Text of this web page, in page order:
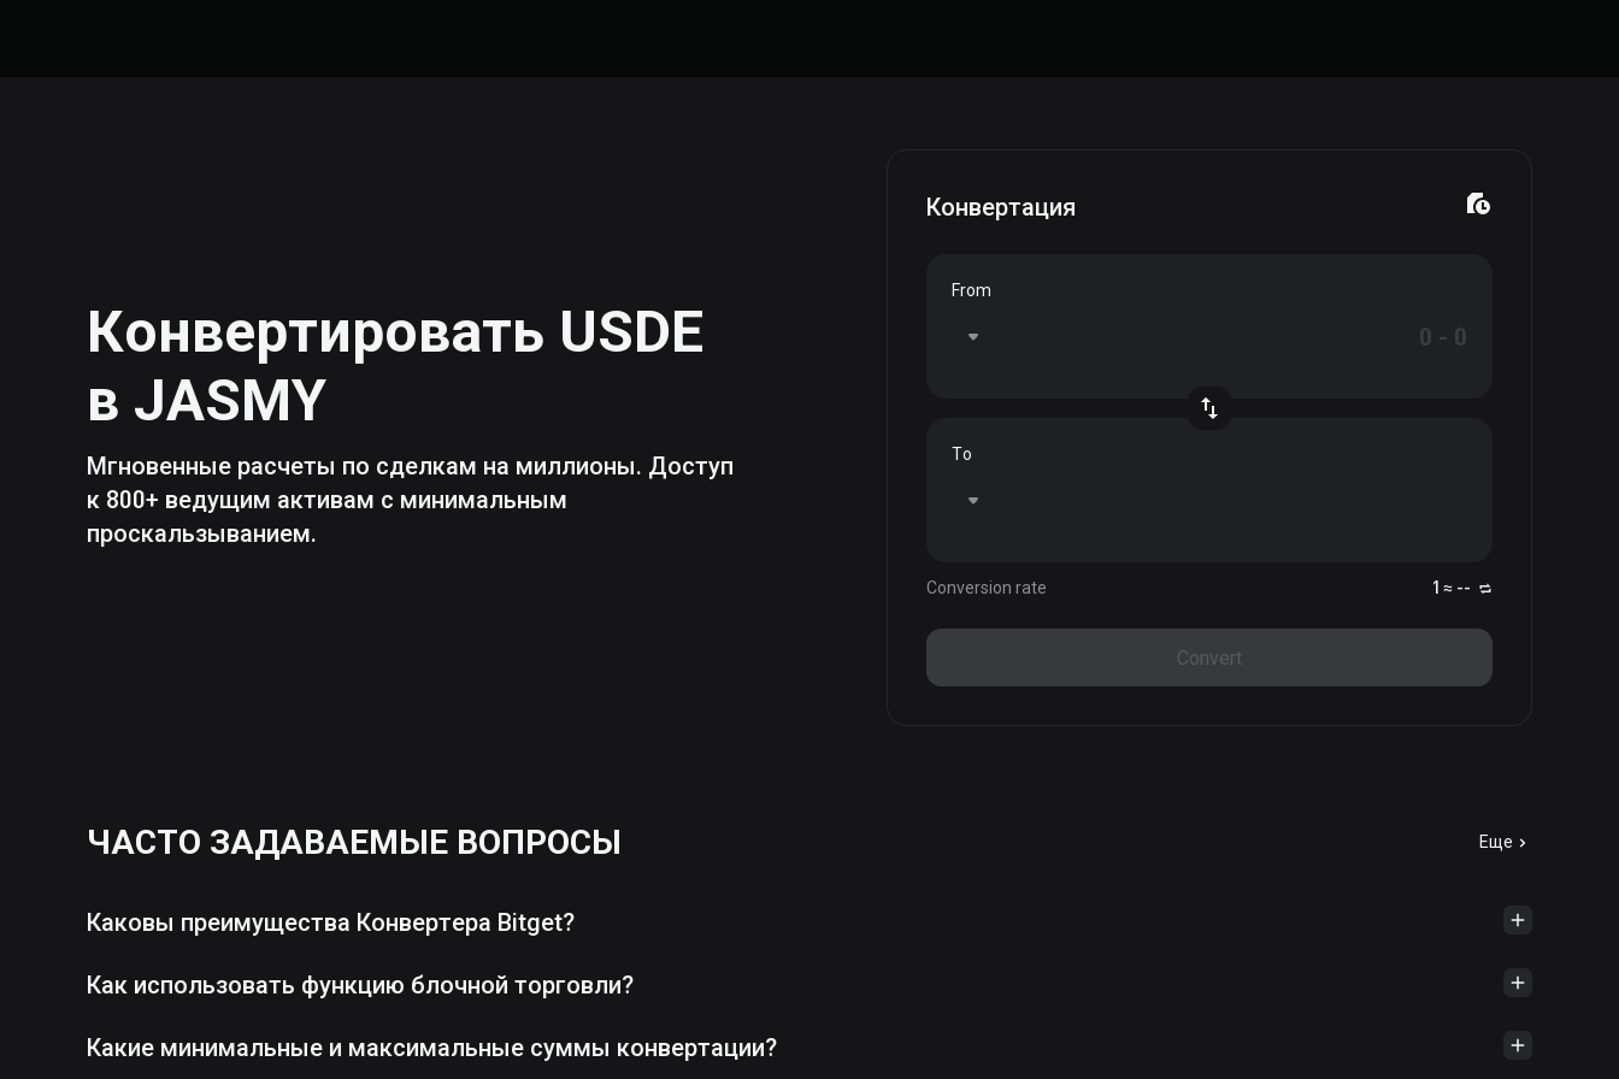
Конвертировать USDE
в JASMY
Мгновенные расчеты по сделкам на миллионы. Доступ
к 800+ ведущим активам с минимальным
проскальзыванием.
Конвертация
From
To
Conversion rate 1 ≈ --
Convert
ЧАСТО ЗАДАВАЕМЫЕ ВОПРОСЫ Еще
Каковы преимущества Конвертера Bitget?
Как использовать функцию блочной торговли?
Какие минимальные и максимальные суммы конвертации?